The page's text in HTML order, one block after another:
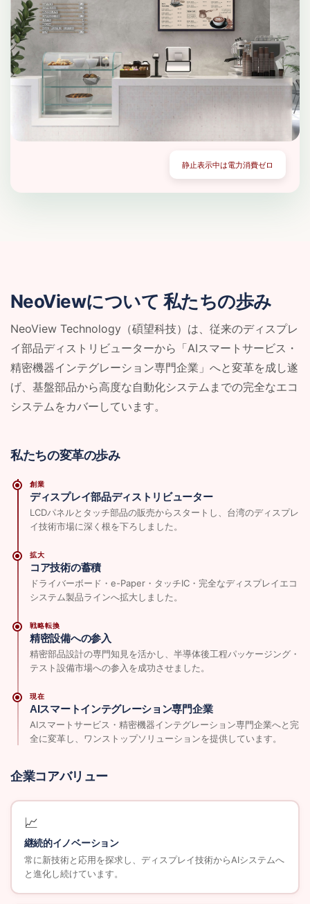
静止表示中は電力消費ゼロ
NeoViewについて私たちの歩み
NeoView Technology（碩望科技）は、従来のディスプレ
イ部品ディストリビューターから「AIスマートサービス・
精密機器インテグレーション専門企業」へと変革を成し遂
げ、基盤部品から高度な自動化システムまでの完全なエコ
システムをカバーしています。
私たちの変革の歩み
創業
ディスプレイ部品ディストリビューター
LCDパネルとタッチ部品の販売からスタートし、台湾のディスプレ
イ技術市場に深く根を下ろしました。
拡大
コア技術の蓄積
ドライバーボード・e-Paper・タッチIC・完全なディスプレイエコ
システム製品ラインへ拡大しました。
戦略転換
精密設備への参入
精密部品設計の専門知見を活かし、半導体後工程パッケージング・
テスト設備市場への参入を成功させました。
現在
AIスマートインテグレーション専門企業
AIスマートサービス・精密機器インテグレーション専門企業へと完
全に変革し、ワンストップソリューションを提供しています。
企業コアバリュー
📈
継続的イノベーション
常に新技術と応用を探求し、ディスプレイ技術からAIシステムへ
と進化し続けています。